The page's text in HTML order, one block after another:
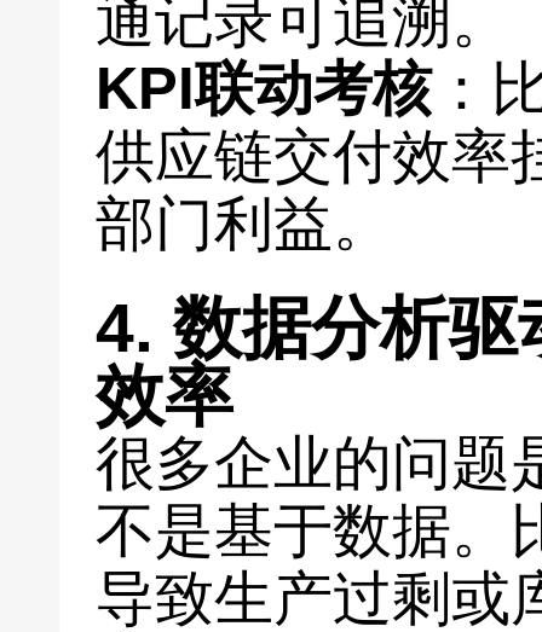
通记录可追溯。
KPI联动考核：
供应链交付效率
部门利益。
4. 数据分析
效率
很多企业的问题
不是基于数据。
导致生产过剩或